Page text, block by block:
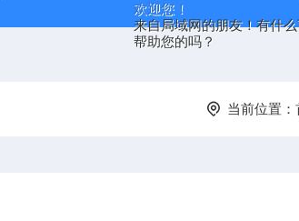
欢迎您！
来自局域网的朋友！有什
帮助您的吗？
当前位置：